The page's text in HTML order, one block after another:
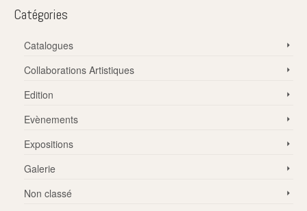
Catégories
Catalogues
Collaborations Artistiques
Edition
Evènements
Expositions
Galerie
Non classé